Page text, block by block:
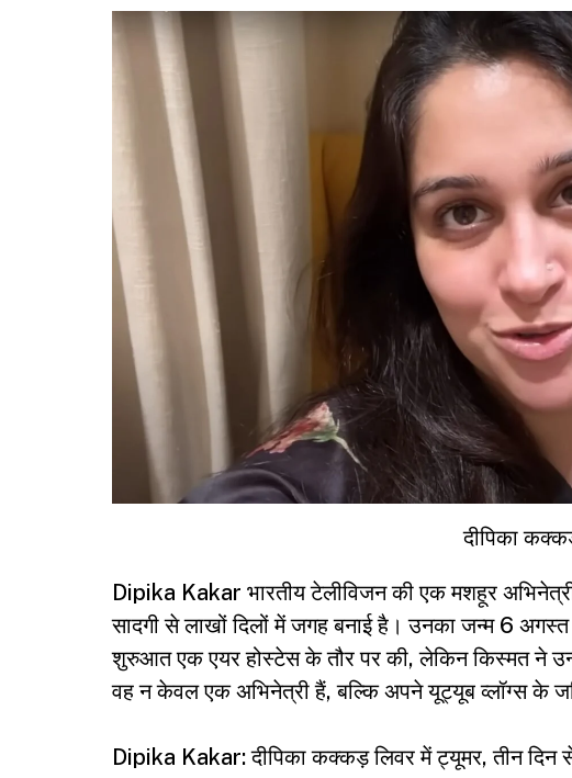
दीपिका
Dipika Kakar भारतीय टेलीविजन की एक मशहूर
सादगी से लाखों दिलों में जगह बनाई है। उनका जन्म 6
शुरुआत एक एयर होस्टेस के तौर पर की, लेकिन किस्मत ने
वह न केवल एक अभिनेत्री हैं, बल्कि अपने यूट्यूब व्लॉग्स के
Dipika Kakar: दीपिका कक्कड़ लिवर में ट्यूमर, तीन दिन से